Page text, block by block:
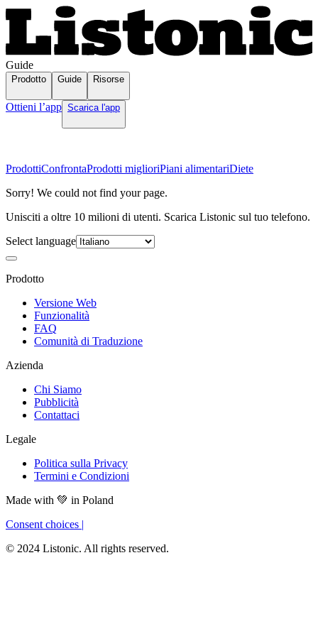
Guide
Prodotto Guide Risorse
Ottieni l’app Scarica l'app
ProdottiConfrontaProdotti miglioriPiani alimentariDiete
Sorry! We could not find your page.
Unisciti a oltre 10 milioni di utenti. Scarica Listonic sul tuo telefono.
Select language
Prodotto
Versione Web
Funzionalità
FAQ
Comunità di Traduzione
Azienda
Chi Siamo
Pubblicità
Contattaci
Legale
Politica sulla Privacy
Termini e Condizioni
Made with 💚 in Poland
Consent choices
© 2024 Listonic. All rights reserved.